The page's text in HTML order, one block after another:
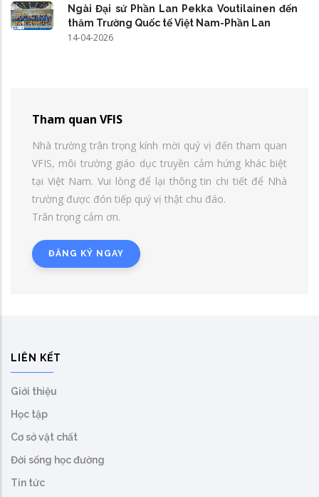
Ngài Đại sứ Phần Lan Pekka Voutilainen đến
thăm Trường Quốc tế Việt Nam-Phần Lan
14-04-2026
Tham quan VFIS
Nhà trường trân trọng kính mời quý vị đến tham quan
VFIS, môi trường giáo dục truyền cảm hứng khác biệt
tại Việt Nam. Vui lòng để lại thông tin chi tiết để Nhà
trường được đón tiếp quý vị thật chu đáo.
Trân trọng cảm ơn.
ĐĂNG KÝ NGAY
LIÊN KẾT
Giới thiệu
Học tập
Cơ sở vật chất
Đời sống học đường
Tin tức